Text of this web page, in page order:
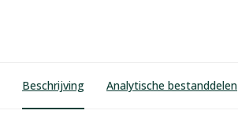
Beschrijving Analytische bestanddelen